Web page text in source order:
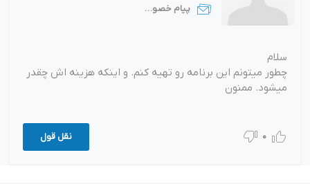
پیام خصوصی
سلام
چطور میتونم این برنامه رو تهیه کنم. و اینکه هزینه اش چقدر
میشود. ممنون
نقل قول 0